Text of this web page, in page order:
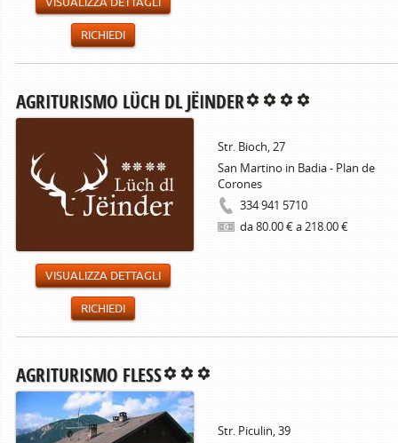
RICHIEDI
AGRITURISMO LÜCH DL JËINDER
Str. Bioch, 27
San Martino in Badia - Plan de
Corones
334 941 5710
da 80.00 € a 218.00 €
VISUALIZZA DETTAGLI
RICHIEDI
AGRITURISMO FLESS
Str. Piculin, 39